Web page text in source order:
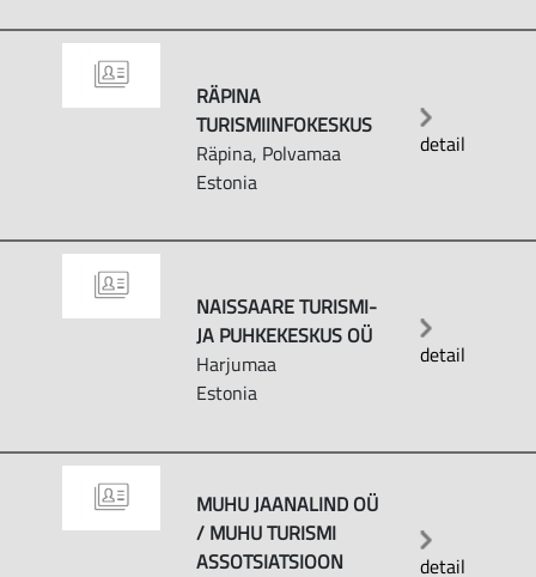
RÄPINA
TURISMIINFOKESKUS
Räpina, Polvamaa
Estonia
detail
NAISSAARE TURISMI-
JA PUHKEKESKUS OÜ
Harjumaa
Estonia
detail
MUHU JAANALIND OÜ
/ MUHU TURISMI
ASSOTSIATSIOON
detail